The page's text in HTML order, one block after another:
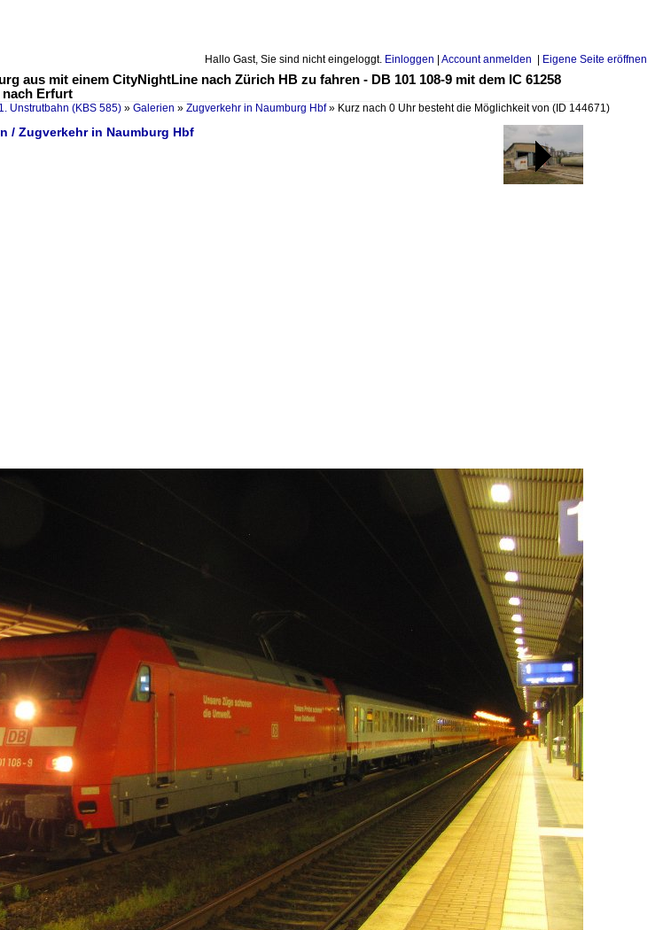
Hallo Gast, Sie sind nicht eingeloggt. Einloggen Account anmelden Eigene Seite eröffnen
aus mit einem CityNightLine nach Zürich HB zu fahren - DB 101 108-9 mit dem IC 61258
nach Erfurt
1. Unstrutbahn (KBS 585) » Galerien » Zugverkehr in Naumburg Hbf» Kurz nach 0 Uhr besteht die Möglichkeit von (ID 144671)
/ Zugverkehr in Naumburg Hbf